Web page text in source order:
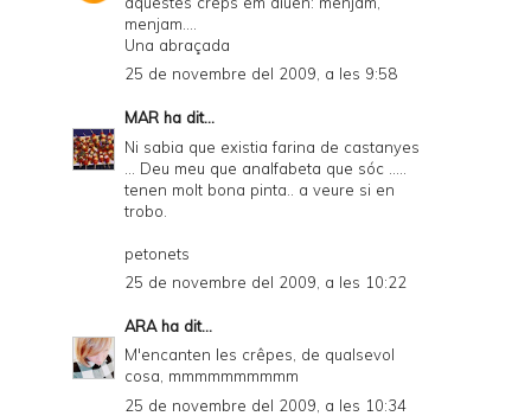
menjam....
Una abraçada
25 de novembre del 2009, a les 9:58
MAR ha dit...
Ni sabia que existia farina de castanyes
... Deu meu que analfabeta que sóc .....
tenen molt bona pinta.. a veure si en
trobo.
petonets
25 de novembre del 2009, a les 10:22
ARAha dit...
M'encanten les crêpes, de qualsevol
cosa, mmmmmmmmmm
25 de novembre del 2009, a les 10:34